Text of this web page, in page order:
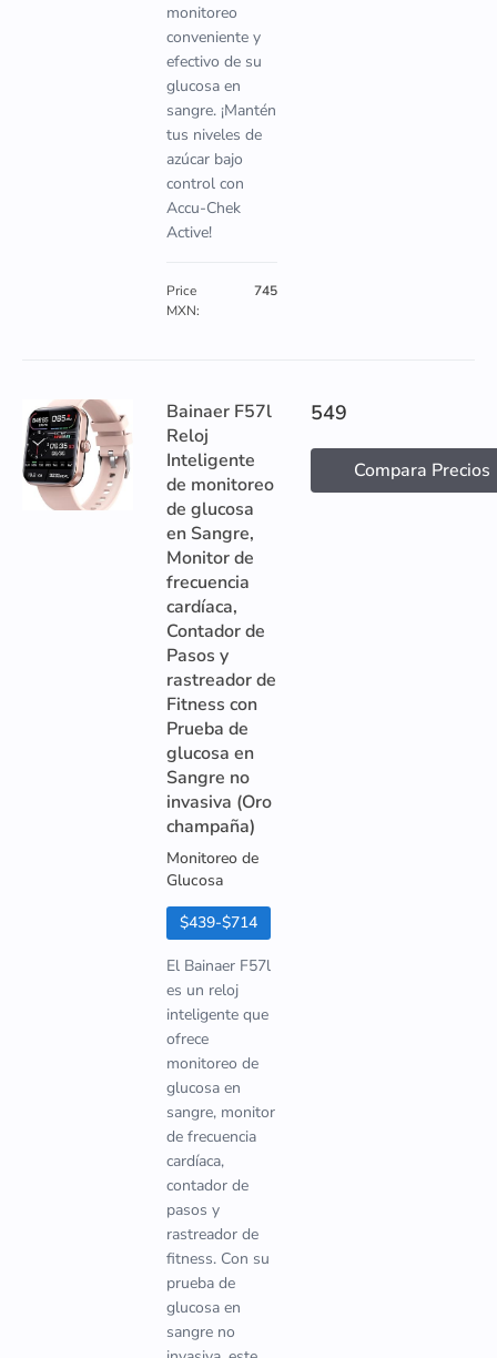
monitoreo
conveniente y
efectivo de su
glucosa en
sangre. ¡Mantén
tus niveles de
azúcar bajo
control con
Accu-Chek
Active!
Price
MXN:
745
Bainaer F57l
Reloj
Inteligente
de monitoreo
de glucosa
en Sangre,
Monitor de
frecuencia
cardíaca,
Contador de
Pasos y
rastreador de
Fitness con
Prueba de
glucosa en
Sangre no
invasiva (Oro
champaña)
Monitoreo de
Glucosa
$439-$714
El Bainaer F57l
es un reloj
inteligente que
ofrece
monitoreo de
glucosa en
sangre, monitor
de frecuencia
cardíaca,
contador de
pasos y
rastreador de
fitness. Con su
prueba de
glucosa en
sangre no
549
Compara Precios